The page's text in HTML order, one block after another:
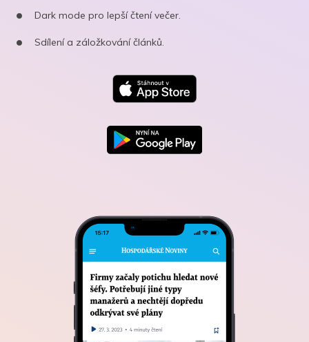
Dark mode pro lepší čtení večer.
Sdílení a záložkování článků.